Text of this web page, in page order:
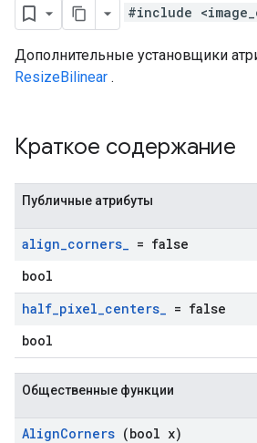
#include
Дополнительные установщики
ResizeBilinear .
Краткое содержание
Публичные атрибуты
align_corners_ = false
bool
half_pixel_centers_ = false
bool
Общественные функции
AlignCorners (bool x)